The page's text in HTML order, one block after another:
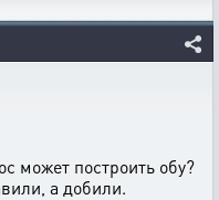
может построить обу?
а добили.